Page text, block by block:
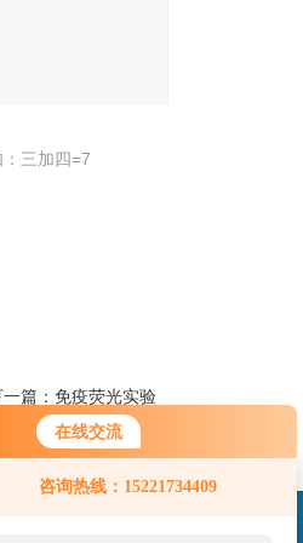
在线交流
咨询热线：15221734409
三加四=7
篇： 免疫荧光实验